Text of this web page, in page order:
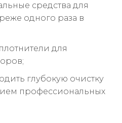
средства для
одного раза в
для
глубокую очистку
профессиональных